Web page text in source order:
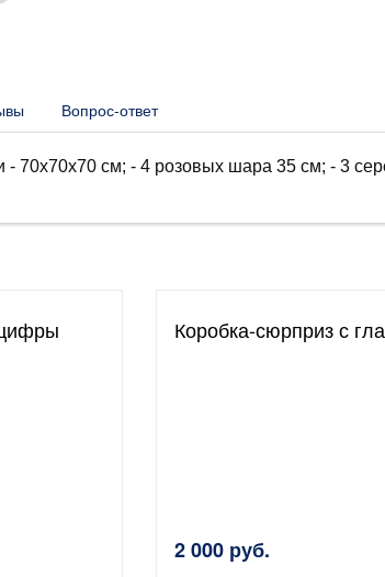
Вопрос-ответ
- 70х70х70 см; - 4 розовых шара 35 см; - 3
Коробка-сюрприз с
2 000 руб.